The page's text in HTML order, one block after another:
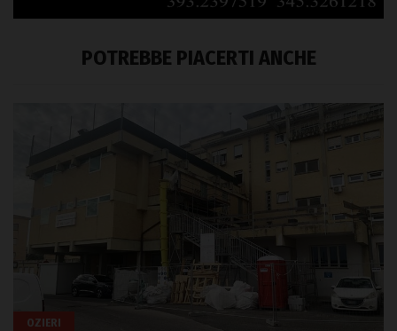
POTREBBE PIACERTI ANCHE
OZIERI